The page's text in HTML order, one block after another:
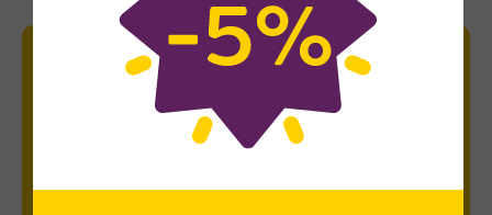
Newsletter
Iscriviti per rimanere aggiornato su news